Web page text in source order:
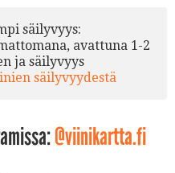
säilyvyys:
avattuna 1-2
ja säilyvyys
säilyvyydestä
@viinikartta.fi